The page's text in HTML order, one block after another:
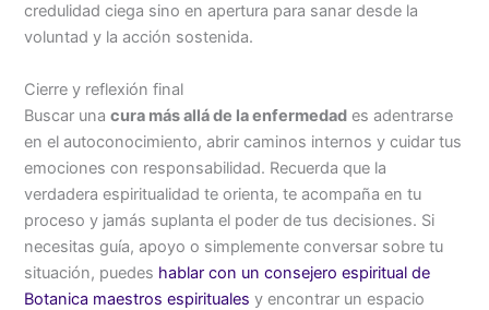
credulidad ciega sino en apertura para sanar desde la
voluntad y la acción sostenida.
Cierre y reflexión final
Buscar unacura más allá de la enfermedad es adentrarse
en el autoconocimiento, abrir caminos internos y cuidar tus
emociones con responsabilidad. Recuerda que la
verdadera espiritualidad te orienta, te acompaña en tu
proceso y jamás suplanta el poder de tus decisiones. Si
necesitas guía, apoyo o simplemente conversar sobre tu
situación, puedes hablar con un consejero espiritual de
Botanica maestros espirituales y encontrar un espacio